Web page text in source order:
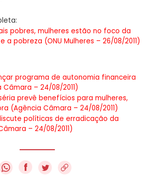
pobres, mulheres estão no foco da
pobreza (ONU Mulheres – 26/08/2011)
programa de autonomia financeira
– 24/08/2011)
prevê benefícios para mulheres,
(Agência Câmara – 24/08/2011)
políticas de erradicação da
– 24/08/2011)
f